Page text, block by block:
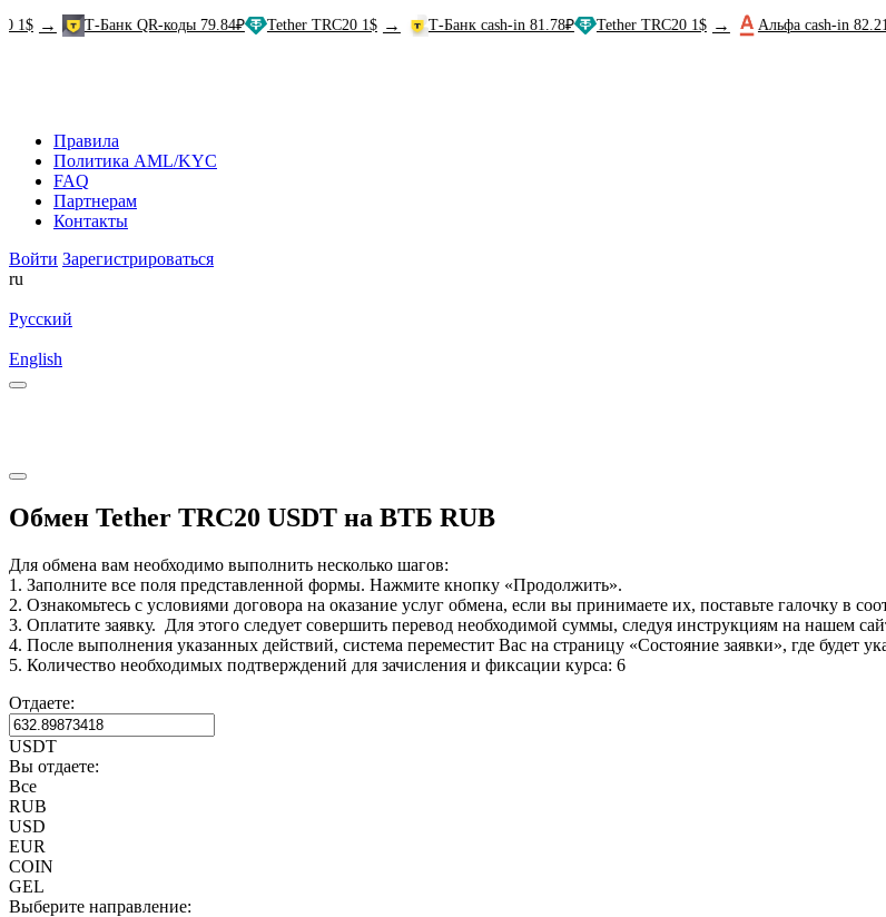
Т-Банк QR-коды 79.84₽ Tether TRC20 1$ → Т-Банк cash-in 81.78₽ Tether TRC20 1$ → Альфа cash-in 82.21₽
Правила
Политика AML/KYC
FAQ
Партнерам
Контакты
Войти Зарегистрироваться
ru
Русский
English
Обмен Tether TRC20 USDT на ВТБ RUB
Для обмена вам необходимо выполнить несколько шагов:
1. Заполните все поля представленной формы. Нажмите кнопку «Продолжить».
2. Ознакомьтесь с условиями договора на оказание услуг обмена, если вы принимаете их, поставьте галочку в
3. Оплатите заявку. Для этого следует совершить перевод необходимой суммы, следуя инструкциям на нашем
4. После выполнения указанных действий, система переместит Вас на страницу «Состояние заявки», где будет
5. Количество необходимых подтверждений для зачисления и фиксации курса: 6
Отдаете:
USDT
Вы отдаете:
Все
RUB
USD
EUR
COIN
GEL
Выберите направление: